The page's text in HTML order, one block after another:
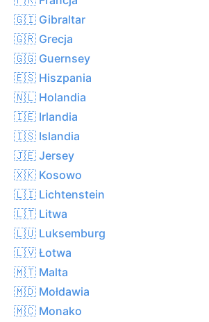
🇬🇮 Gibraltar
🇬🇷 Grecja
🇬🇬 Guernsey
🇪🇸 Hiszpania
🇳🇱 Holandia
🇮🇪 Irlandia
🇮🇸 Islandia
🇯🇪 Jersey
🇽🇰 Kosowo
🇱🇮 Lichtenstein
🇱🇹 Litwa
🇱🇺 Luksemburg
🇱🇻 Łotwa
🇲🇹 Malta
🇲🇩 Mołdawia
🇲🇨 Monako